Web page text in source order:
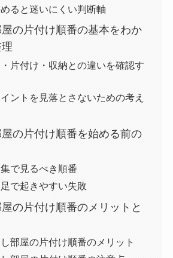
ると迷いにくい判断軸
の片付け順番の基本をわか
片付け・収納との違いを確認す
ントを見落とさないための考え
の片付け順番を始める前の
で見るべき順番
で起きやすい失敗
の片付け順番のメリットと
部屋の片付け順番のメリット